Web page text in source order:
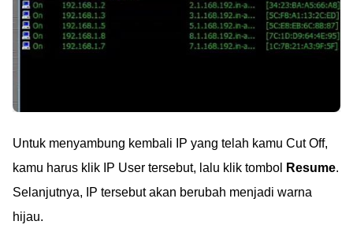
Untuk menyambung kembali IP yang telah kamu Cut Off,
kamu harus klik IP User tersebut, lalu klik tombol
Resume.
Selanjutnya, IP tersebut akan berubah menjadi warna
hijau.